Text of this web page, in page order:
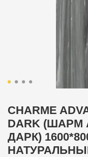
CHARME
DARK
ДАРК)